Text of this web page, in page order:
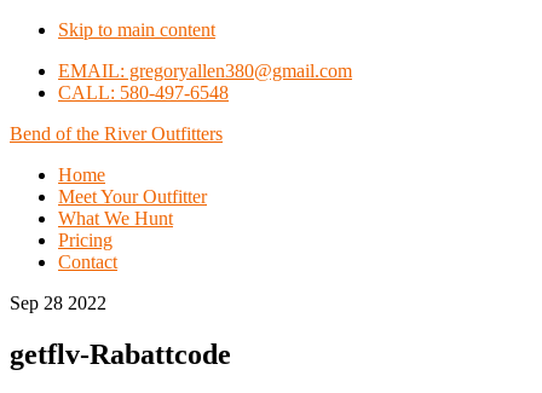
Skip to main content
EMAIL: gregoryallen380@gmail.com
CALL: 580-497-6548
Bend of the River Outfitters
Home
Meet Your Outfitter
What We Hunt
Pricing
Contact
Sep 28 2022
getflv-Rabattcode